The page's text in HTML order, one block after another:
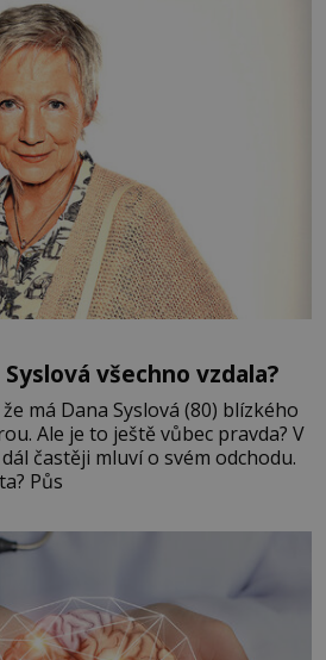
všechno vzdala?
má Dana Syslová (80) blízkého
Ale je to ještě vůbec pravda? V
častěji mluví o svém odchodu.
Půs